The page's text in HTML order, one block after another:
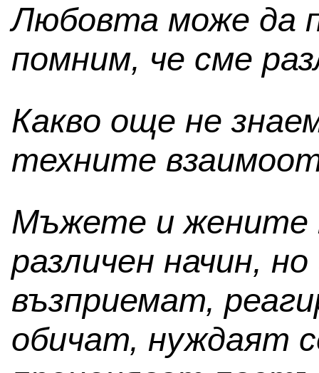
Любовта може да
помним, че сме
Какво още не
техните
Мъжете и жените
различен начин,
възприемат,
обичат, нуждаят